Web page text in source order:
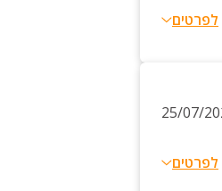
לפרטים
25/07/
לפרטים